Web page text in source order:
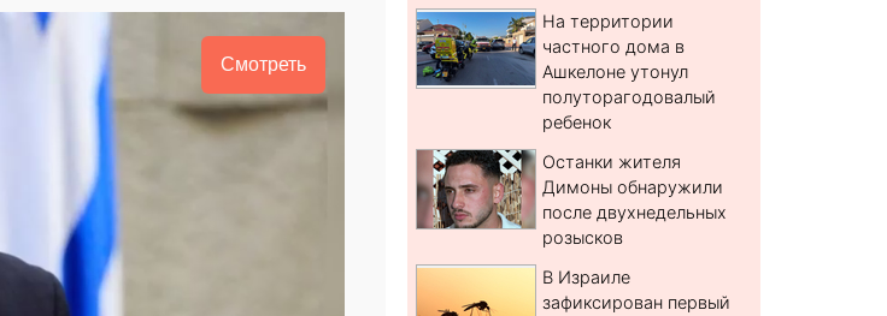
Смотреть
На территории
частного дома в
Ашкелоне утонул
полуторагодовалый
ребенок
Останки жителя
Димоны обнаружили
после двухнедельных
розысков
В Израиле
зафиксирован первый